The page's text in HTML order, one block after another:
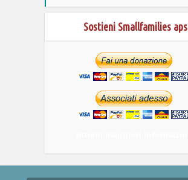
Sostieni Smallfamilies aps